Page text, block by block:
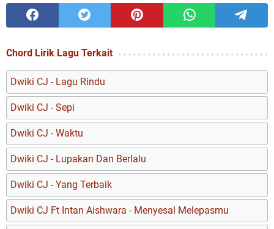
Chord Lirik Lagu Terkait
Dwiki CJ - Lagu Rindu
Dwiki CJ - Sepi
Dwiki CJ - Waktu
Dwiki CJ - Lupakan Dan Berlalu
Dwiki CJ - Yang Terbaik
Dwiki CJ Ft Intan Aishwara - Menyesal Melepasmu